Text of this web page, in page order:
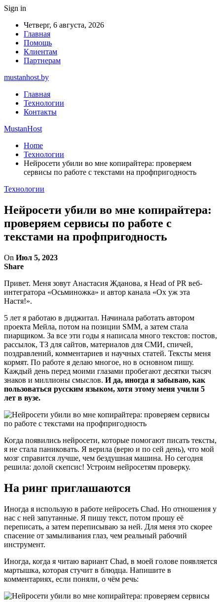
Sign in
Четверг, 6 августа, 2026
Главная
Помощь
Клиентам
Партнерам
mustanhost.by
Главная
Технологии
Контакты
MustanHost
Home
Технологии
Нейросети убили во мне копирайтера: проверяем
сервисы по работе с текстами на профпригодность
Технологии
Нейросети убили во мне копирайтера:
проверяем сервисы по работе с
текстами на профпригодность
On Июл 5, 2023
Share
Привет. Меня зовут Анастасия Жданова, я Head of PR веб-
интегратора «Осьминожка» и автор канала «Ох уж эта
Настя!».
5 лет я работаю в диджитал. Начинала работать автором
проекта Мейла, потом на позиции SMM, а затем стала
пиарщиком. За все эти годы я написала много текстов: постов,
рассылок, ТЗ для сайтов, материалов для СМИ, спичей,
поздравлений, комментариев и научных статей. Тексты меня
кормят. По работе я делаю многое, но в основном пишу.
Каждый день перед моими глазами пробегают десятки тысяч
знаков и миллионы смыслов. И да, иногда я забываю, как
пользоваться русским языком, хотя этому меня учили 5
лет в вузе.
Когда появились нейросети, которые помогают писать тексты,
я не стала паниковать. Я верила (верю и по сей день), что мой
мозг справится лучше, чем бездушная машина. Но сегодня
решила: долой скепсис! Устроим нейросетям проверку.
На ринг приглашаются
Иногда я использую в работе нейросеть Chad. Но отношения у
нас с ней запутанные. Я пишу текст, потом прошу её
переписать, а затем переписываю за ней. Для меня это скорее
спасение от замыливания глаз, чем реальный рабочий
инструмент.
Иногда, когда я читаю вариант Chad, в моей голове появляется
мартышка, которая стучит в блюдца. Напишите в
комментариях, если поняли, о чём речь: